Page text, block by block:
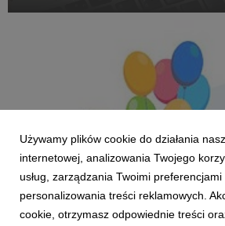
GDAŃSK/GDYNIA
Używamy plików cookie do działania
internetowej, analizowania Twojego
usług, zarządzania Twoimi
personalizowania treści reklamowych.
cookie, otrzymasz odpowiednie treści